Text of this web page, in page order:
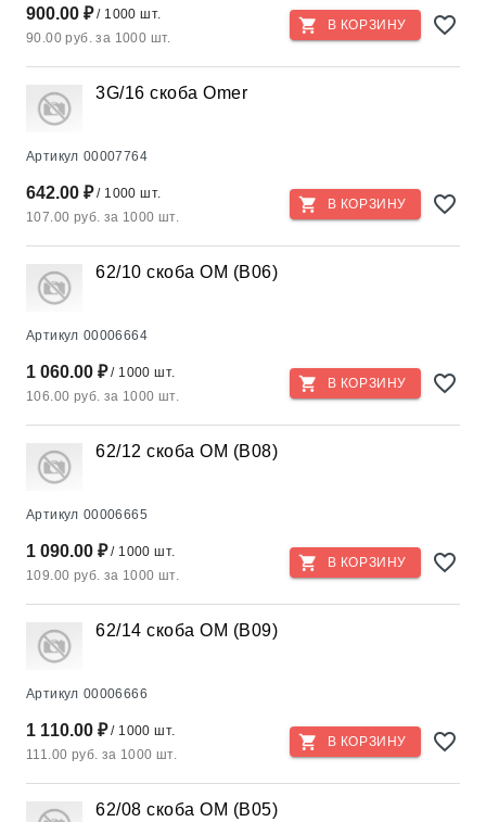
900.00 ₽/ 1000 шт.
90.00 руб. за 1000 шт.
В КОРЗИНУ
3G/16 скоба Omer
Артикул 00007764
642.00 ₽/ 1000 шт.
107.00 руб. за 1000 шт.
В КОРЗИНУ
62/10 скоба ОМ (В06)
Артикул 00006664
1 060.00 ₽/ 1000 шт.
106.00 руб. за 1000 шт.
В КОРЗИНУ
62/12 скоба ОМ (В08)
Артикул 00006665
1 090.00 ₽/ 1000 шт.
109.00 руб. за 1000 шт.
В КОРЗИНУ
62/14 скоба ОМ (В09)
Артикул 00006666
1 110.00 ₽/ 1000 шт.
111.00 руб. за 1000 шт.
В КОРЗИНУ
62/08 скоба ОМ (В05)